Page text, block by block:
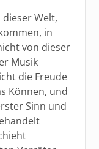
Welt,
in
von dieser
Musik
die Freude
Können, und
Sinn und